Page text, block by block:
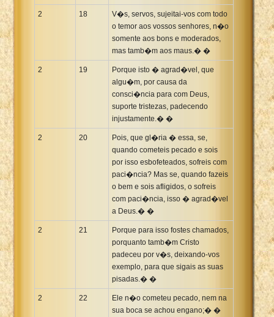
2 18
V�s, servos, sujeitai-vos com todo
o temor aos vossos senhores, n�o
somente aos bons e moderados,
mas tamb�m aos maus.� �
2 19
Porque isto � agrad�vel, que
algu�m, por causa da
consci�ncia para com Deus,
suporte tristezas, padecendo
injustamente.� �
2 20
Pois, que gl�ria � essa, se,
quando cometeis pecado e sois
por isso esbofeteados, sofreis com
paci�ncia? Mas se, quando fazeis
o bem e sois afligidos, o sofreis
com paci�ncia, isso � agrad�vel
a Deus.� �
2 21
Porque para isso fostes chamados,
porquanto tamb�m Cristo
padeceu por v�s, deixando-vos
exemplo, para que sigais as suas
pisadas.� �
2 22
Ele n�o cometeu pecado, nem na
sua boca se achou engano;� �